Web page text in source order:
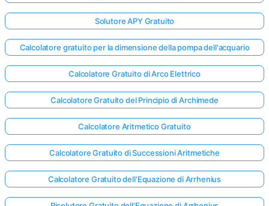
Solutore APY Gratuito
Calcolatore gratuito per la dimensione della pompa dell'acquario
Calcolatore Gratuito di Arco Elettrico
Calcolatore Gratuito del Principio di Archimede
Calcolatore Aritmetico Gratuito
Calcolatore Gratuito di Successioni Aritmetiche
Calcolatore Gratuito dell'Equazione di Arrhenius